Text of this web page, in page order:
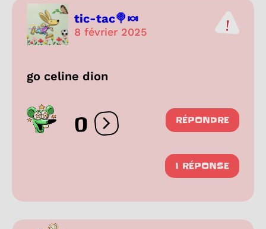
tic-tac🍭🍬
8 février 2025
go celine dion
0 Ouvrir les réactions
RÉPONDRE
1 RÉPONSE